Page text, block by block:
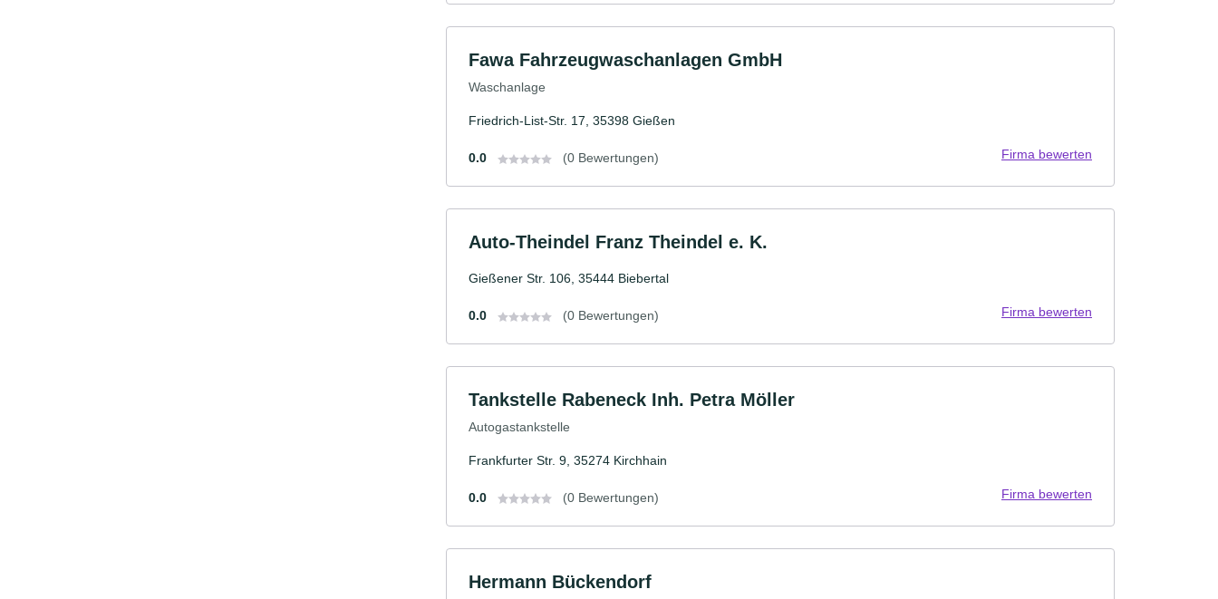
Fawa Fahrzeugwaschanlagen GmbH
Waschanlage
Friedrich-List-Str. 17, 35398 Gießen
0.0 (0 Bewertungen) Firma bewerten
Auto-Theindel Franz Theindel e. K.
Gießener Str. 106, 35444 Biebertal
0.0 (0 Bewertungen) Firma bewerten
Tankstelle Rabeneck Inh. Petra Möller
Autogastankstelle
Frankfurter Str. 9, 35274 Kirchhain
0.0 (0 Bewertungen) Firma bewerten
Hermann Bückendorf